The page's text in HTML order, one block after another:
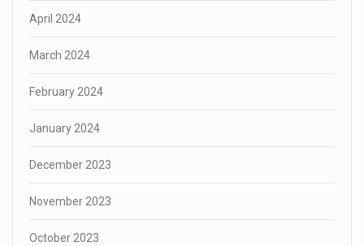
April 2024
March 2024
February 2024
January 2024
December 2023
November 2023
October 2023